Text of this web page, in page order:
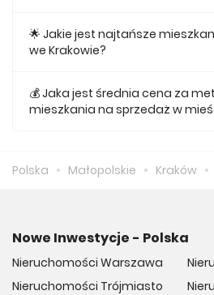
Krakowie jest 25,01.
🌟 Jakie jest najtańsze
we Krakowie?
ofercie kosztuje 359 490 zł.
💰 Jaka jest średnia cena za
mieszkania na sprzedaż w
Polska Małopolskie Kraków
Nowe Inwestycje - Polska
Nieruchomości Warszawa
Nieruchomości Trójmiasto